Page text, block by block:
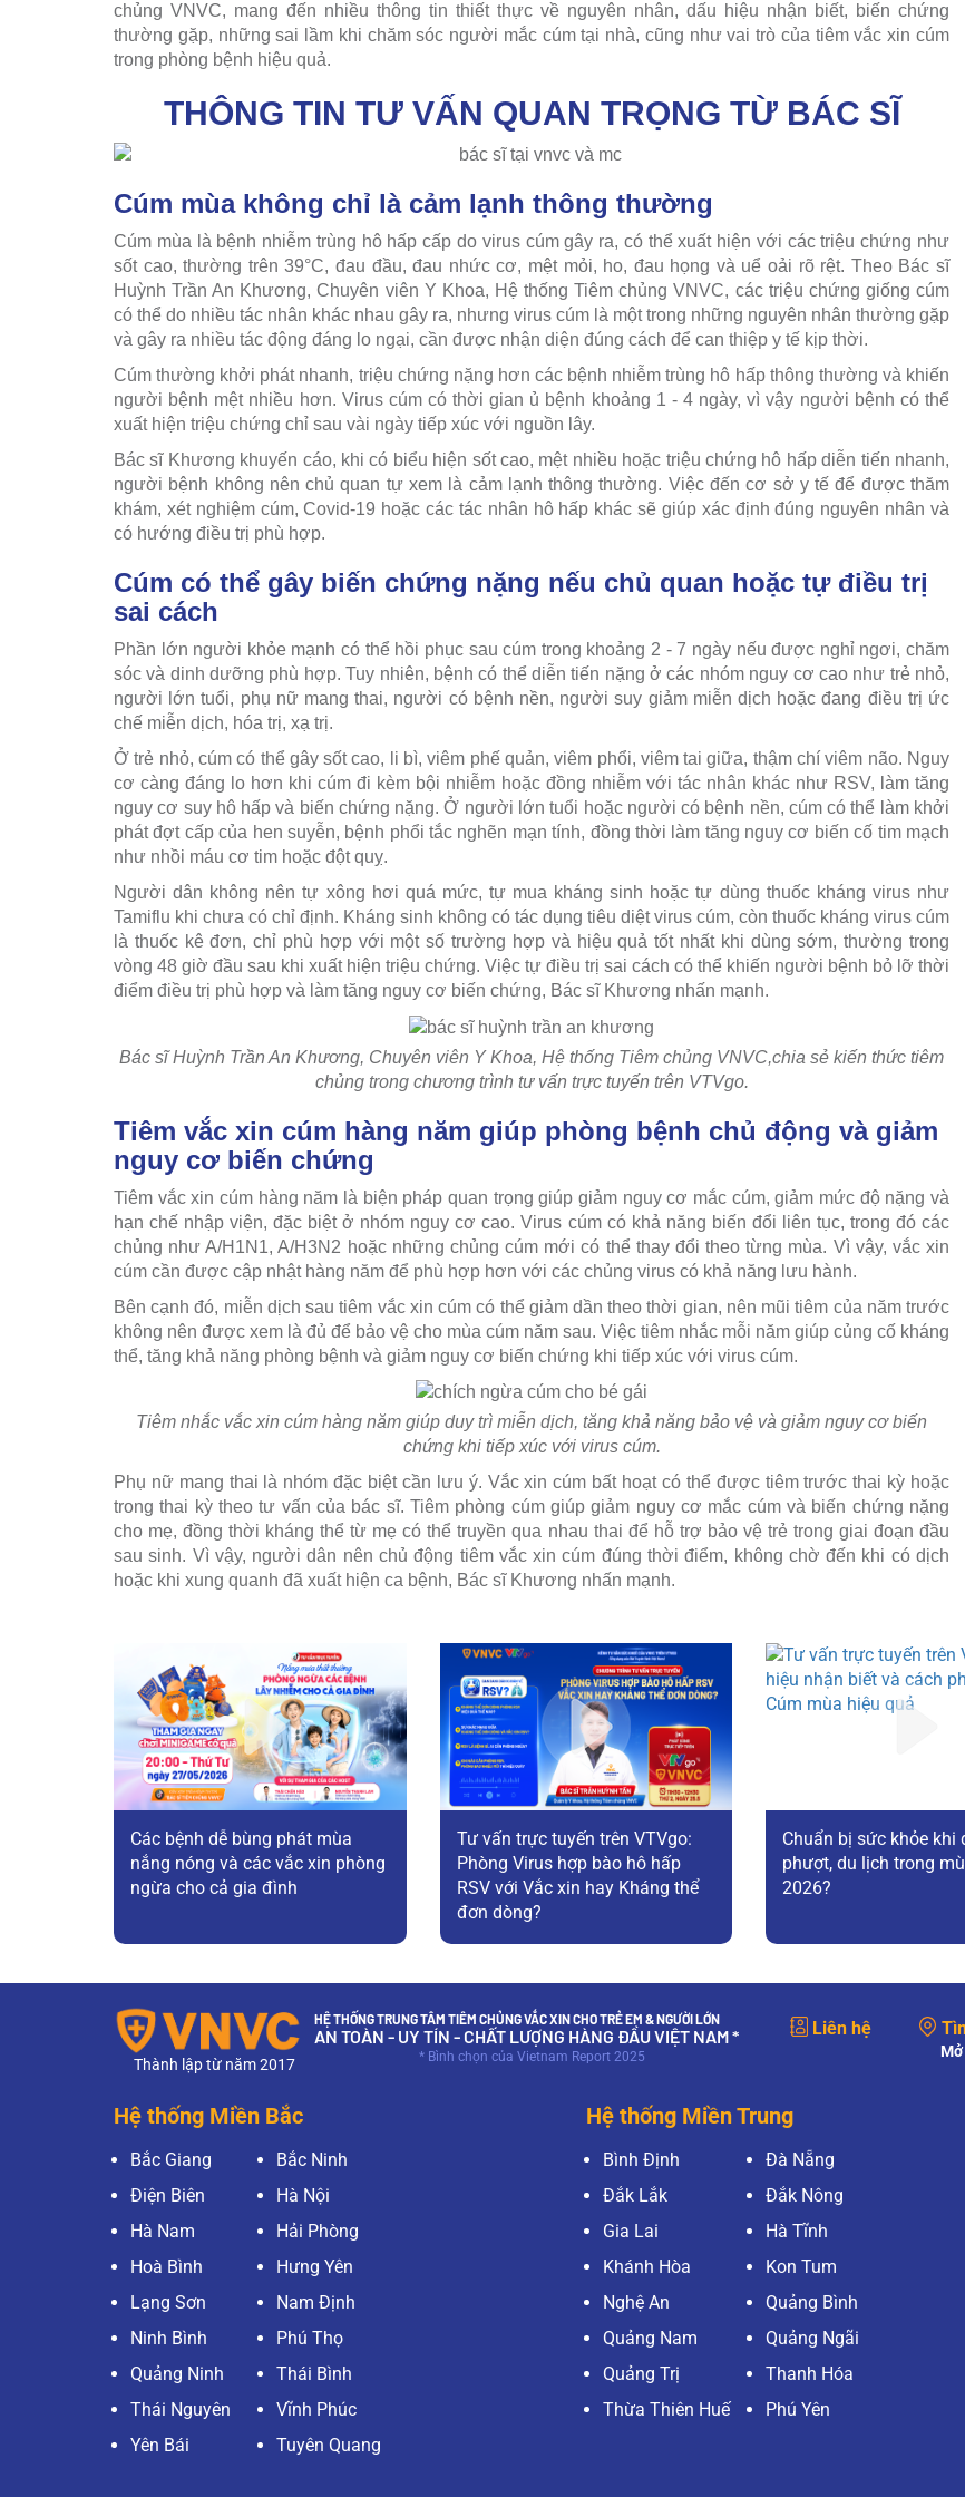
chủng VNVC, mang đến nhiều thông tin thiết thực về nguyên nhân, dấu hiệu nhận biết, biến chứng
thường gặp, những sai lầm khi chăm sóc người mắc cúm tại nhà, cũng như vai trò của tiêm vắc xin cúm
trong phòng bệnh hiệu quả.
THÔNG TIN TƯ VẤN QUAN TRỌNG TỪ BÁC SĨ
Cúm mùa không chỉ là cảm lạnh thông thường
Cúm mùa là bệnh nhiễm trùng hô hấp cấp do virus cúm gây ra, có thể xuất hiện với các triệu chứng như
sốt cao, thường trên 39°C, đau đầu, đau nhức cơ, mệt mỏi, ho, đau họng và uể oải rõ rệt. Theo Bác sĩ
Huỳnh Trần An Khương, Chuyên viên Y Khoa, Hệ thống Tiêm chủng VNVC, các triệu chứng giống cúm
có thể do nhiều tác nhân khác nhau gây ra, nhưng virus cúm là một trong những nguyên nhân thường gặp
và gây ra nhiều tác động đáng lo ngại, cần được nhận diện đúng cách để can thiệp y tế kịp thời.
Cúm thường khởi phát nhanh, triệu chứng nặng hơn các bệnh nhiễm trùng hô hấp thông thường và khiến
người bệnh mệt nhiều hơn. Virus cúm có thời gian ủ bệnh khoảng 1 - 4 ngày, vì vậy người bệnh có thể
xuất hiện triệu chứng chỉ sau vài ngày tiếp xúc với nguồn lây.
Bác sĩ Khương khuyến cáo, khi có biểu hiện sốt cao, mệt nhiều hoặc triệu chứng hô hấp diễn tiến nhanh,
người bệnh không nên chủ quan tự xem là cảm lạnh thông thường. Việc đến cơ sở y tế để được thăm
khám, xét nghiệm cúm, Covid-19 hoặc các tác nhân hô hấp khác sẽ giúp xác định đúng nguyên nhân và
có hướng điều trị phù hợp.
Cúm có thể gây biến chứng nặng nếu chủ quan hoặc tự điều trị
sai cách
Phần lớn người khỏe mạnh có thể hồi phục sau cúm trong khoảng 2 - 7 ngày nếu được nghỉ ngơi, chăm
sóc và dinh dưỡng phù hợp. Tuy nhiên, bệnh có thể diễn tiến nặng ở các nhóm nguy cơ cao như trẻ nhỏ,
người lớn tuổi, phụ nữ mang thai, người có bệnh nền, người suy giảm miễn dịch hoặc đang điều trị ức
chế miễn dịch, hóa trị, xạ trị.
Ở trẻ nhỏ, cúm có thể gây sốt cao, li bì, viêm phế quản, viêm phổi, viêm tai giữa, thậm chí viêm não. Nguy
cơ càng đáng lo hơn khi cúm đi kèm bội nhiễm hoặc đồng nhiễm với tác nhân khác như RSV, làm tăng
nguy cơ suy hô hấp và biến chứng nặng. Ở người lớn tuổi hoặc người có bệnh nền, cúm có thể làm khởi
phát đợt cấp của hen suyễn, bệnh phổi tắc nghẽn mạn tính, đồng thời làm tăng nguy cơ biến cố tim mạch
như nhồi máu cơ tim hoặc đột quỵ.
Người dân không nên tự xông hơi quá mức, tự mua kháng sinh hoặc tự dùng thuốc kháng virus như
Tamiflu khi chưa có chỉ định. Kháng sinh không có tác dụng tiêu diệt virus cúm, còn thuốc kháng virus cúm
là thuốc kê đơn, chỉ phù hợp với một số trường hợp và hiệu quả tốt nhất khi dùng sớm, thường trong
vòng 48 giờ đầu sau khi xuất hiện triệu chứng. Việc tự điều trị sai cách có thể khiến người bệnh bỏ lỡ thời
điểm điều trị phù hợp và làm tăng nguy cơ biến chứng, Bác sĩ Khương nhấn mạnh.
Bác sĩ Huỳnh Trần An Khương, Chuyên viên Y Khoa, Hệ thống Tiêm chủng VNVC,chia sẻ kiến thức tiêm
chủng trong chương trình tư vấn trực tuyến trên VTVgo.
Tiêm vắc xin cúm hàng năm giúp phòng bệnh chủ động và giảm
nguy cơ biến chứng
Tiêm vắc xin cúm hàng năm là biện pháp quan trọng giúp giảm nguy cơ mắc cúm, giảm mức độ nặng và
hạn chế nhập viện, đặc biệt ở nhóm nguy cơ cao. Virus cúm có khả năng biến đổi liên tục, trong đó các
chủng như A/H1N1, A/H3N2 hoặc những chủng cúm mới có thể thay đổi theo từng mùa. Vì vậy, vắc xin
cúm cần được cập nhật hàng năm để phù hợp hơn với các chủng virus có khả năng lưu hành.
Bên cạnh đó, miễn dịch sau tiêm vắc xin cúm có thể giảm dần theo thời gian, nên mũi tiêm của năm trước
không nên được xem là đủ để bảo vệ cho mùa cúm năm sau. Việc tiêm nhắc mỗi năm giúp củng cố kháng
thể, tăng khả năng phòng bệnh và giảm nguy cơ biến chứng khi tiếp xúc với virus cúm.
Tiêm nhắc vắc xin cúm hàng năm giúp duy trì miễn dịch, tăng khả năng bảo vệ và giảm nguy cơ biến
chứng khi tiếp xúc với virus cúm.
Phụ nữ mang thai là nhóm đặc biệt cần lưu ý. Vắc xin cúm bất hoạt có thể được tiêm trước thai kỳ hoặc
trong thai kỳ theo tư vấn của bác sĩ. Tiêm phòng cúm giúp giảm nguy cơ mắc cúm và biến chứng nặng
cho mẹ, đồng thời kháng thể từ mẹ có thể truyền qua nhau thai để hỗ trợ bảo vệ trẻ trong giai đoạn đầu
sau sinh. Vì vậy, người dân nên chủ động tiêm vắc xin cúm đúng thời điểm, không chờ đến khi có dịch
hoặc khi xung quanh đã xuất hiện ca bệnh, Bác sĩ Khương nhấn mạnh.
Các bệnh dễ bùng phát mùa
nắng nóng và các vắc xin phòng
ngừa cho cả gia đình
Tư vấn trực tuyến trên VTVgo:
Phòng Virus hợp bào hô hấp
RSV với Vắc xin hay Kháng thể
đơn dòng?
Chuẩn bị sức khỏe khi
phượt, du lịch trong
2026?
Thành lập từ năm 2017
HỆ THỐNG TRUNG TÂM TIÊM CHỦNG VẮC XIN CHO TRẺ EM & NGƯỜI LỚN
AN TOÀN - UY TÍN - CHẤT LƯỢNG HÀNG ĐẦU VIỆT NAM *
* Bình chọn của Vietnam Report 2025
Liên hệ
Hệ thống Miền Bắc
Bắc Giang
Bắc Ninh
Điện Biên
Hà Nội
Hà Nam
Hải Phòng
Hoà Bình
Hưng Yên
Lạng Sơn
Nam Định
Ninh Bình
Phú Thọ
Quảng Ninh
Thái Bình
Thái Nguyên
Vĩnh Phúc
Yên Bái
Tuyên Quang
Hệ thống Miền Trung
Bình Định
Đà Nẵng
Đắk Lắk
Đắk Nông
Gia Lai
Hà Tĩnh
Khánh Hòa
Kon Tum
Nghệ An
Quảng Bình
Quảng Nam
Quảng Ngãi
Quảng Trị
Thanh Hóa
Thừa Thiên Huế
Phú Yên